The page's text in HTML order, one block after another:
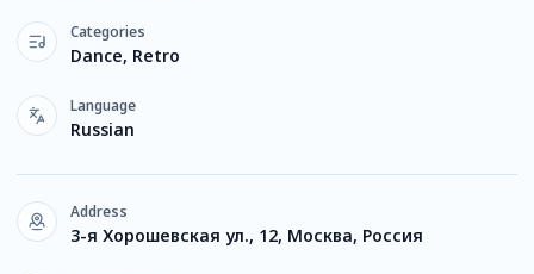
Categories
Dance, Retro
Language
Russian
Address
3-я Хорошевская ул., 12, Москва, Россия